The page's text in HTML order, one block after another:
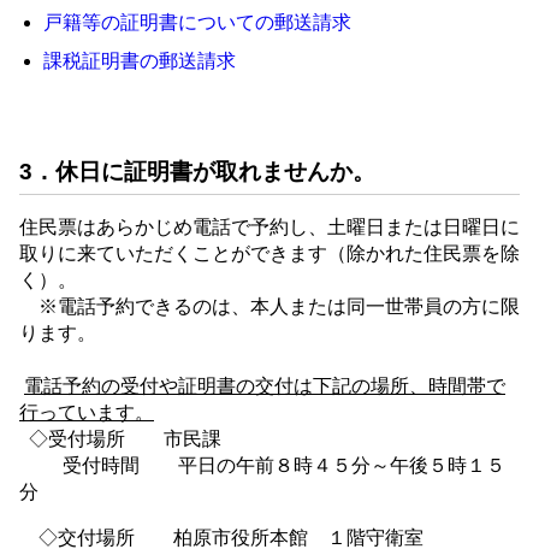
戸籍等の証明書についての郵送請求
課税証明書の郵送請求
3．休日に証明書が取れませんか。
住民票はあらかじめ電話で予約し、土曜日または日曜日に
取りに来ていただくことができます（除かれた住民票を除
く）。
※電話予約できるのは、本人または同一世帯員の方に限
ります。
電話予約の受付や証明書の交付は下記の場所、時間帯で
行っています。
◇受付場所 市民課
受付時間 平日の午前８時４５分～午後５時１５
分
◇交付場所 柏原市役所本館 １階守衛室